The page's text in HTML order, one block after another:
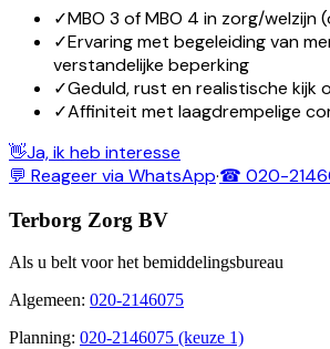
✓MBO 3 of MBO 4 in zorg/welzijn
✓Ervaring met begeleiding van
verstandelijke beperking
✓Geduld, rust en realistische kijk
✓Affiniteit met laagdrempelige
👋Ja, ik heb interesse
💬 Reageer via WhatsApp·☎ 020-
Terborg Zorg BV
Als u belt voor het bemiddelingsbureau
Algemeen: 020-2146075
Planning: 020-2146075 (keuze 1)